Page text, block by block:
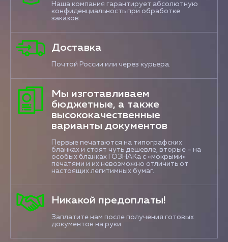
Наша компания гарантирует абсолютную
конфиденциальность при обработке
заказов.
Доставка
Почтой России или через курьера.
Мы изготавливаем
бюджетные, а также
высококачественные
варианты документов
Первые печатаются на типографских
бланках и стоят чуть дешевле, вторые – на
особых бланках ГОЗНАКа с «мокрыми»
печатями и их невозможно отличить от
настоящих легитимных бумаг.
Никакой предоплаты!
Заплатите нам после получения готовых
документов на руки.